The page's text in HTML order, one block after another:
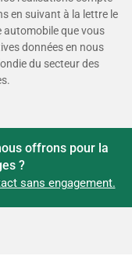
en suivant à la lettre le
automobile que vous
données en nous
du secteur des
offrons pour la
?
sans engagement.